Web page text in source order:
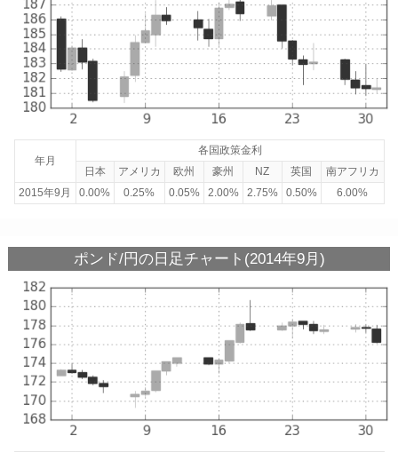
年月
各国政策金利
日本
アメリカ 欧州 豪州 NZ 英国
南アフリカ
2015年9月
0.00% 0.25% 0.05% 2.00% 2.75% 0.50% 6.00%
ポンド/円の日足チャート(2014年9月)